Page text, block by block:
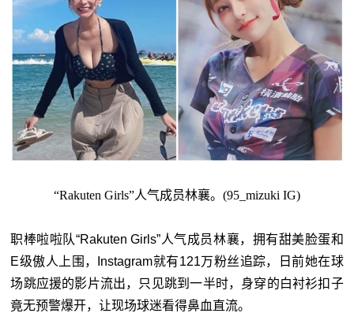
“Rakuten Girls”人气成员林襄。(95_mizuki IG)
职棒啦啦队“Rakuten Girls”人气成员林襄，拥有甜美脸蛋和
E级傲人上围，Instagram就有121万粉丝追踪，日前她在球
场跳应援的影片流出，只见跳到一半时，身穿的白衬衫扣子
竟无预警爆开，让现场球迷看得鼻血直流。